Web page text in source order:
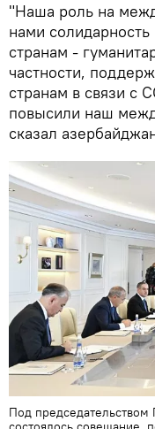
"Наша роль на
нами
странам -
частности,
странам в связи с
повысили наш
сказал
Под